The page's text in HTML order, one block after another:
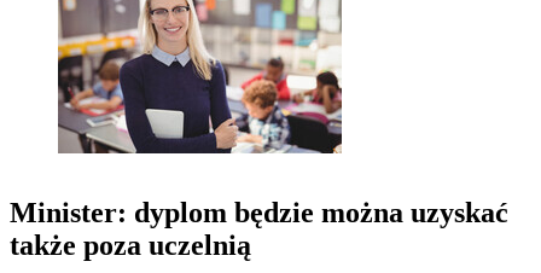
Minister: dyplom będzie można uzyskać
także poza uczelnią